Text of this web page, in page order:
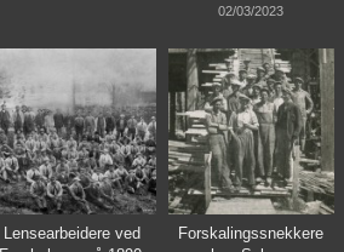
02/03/2023
Lensearbeidere ved
Forskalingssnekkere